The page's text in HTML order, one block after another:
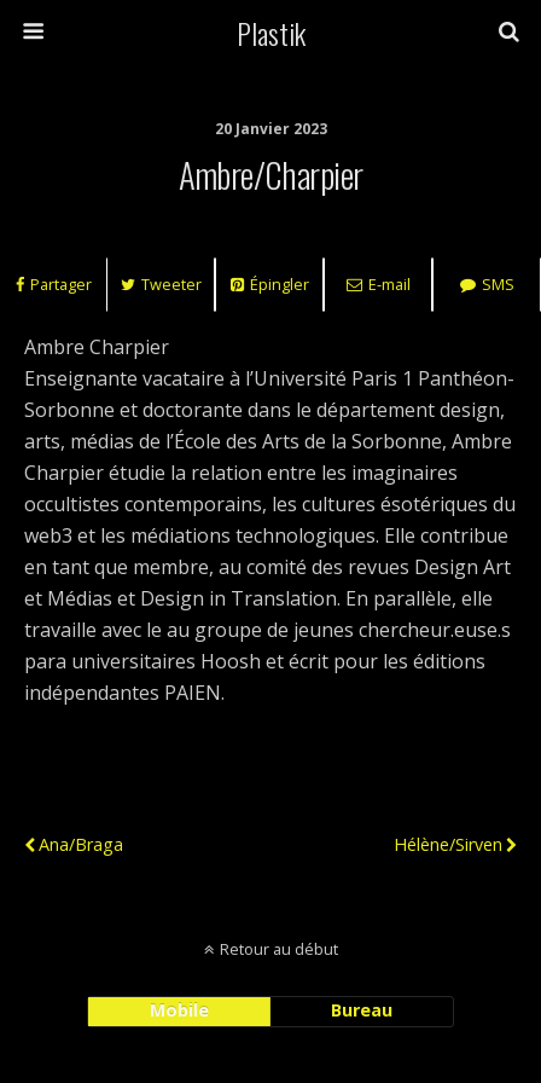
Plastik
20 Janvier 2023
Ambre/Charpier
Partager Tweeter Épingler E-mail SMS
Ambre Charpier
Enseignante vacataire à l’Université Paris 1 Panthéon-
Sorbonne et doctorante dans le département design,
arts, médias de l’École des Arts de la Sorbonne, Ambre
Charpier étudie la relation entre les imaginaires
occultistes contemporains, les cultures ésotériques du
web3 et les médiations technologiques. Elle contribue
en tant que membre, au comité des revues Design Art
et Médias et Design in Translation. En parallèle, elle
travaille avec le au groupe de jeunes chercheur.euse.s
para universitaires Hoosh et écrit pour les éditions
indépendantes PAIEN.
Ana/Braga
Hélène/Sirven
Retour au début
Mobile Bureau